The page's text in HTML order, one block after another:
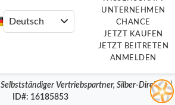
UNTERNEHMEN
CHANCE
JETZT KAUFEN
JETZT BEITRETEN
ANMELDEN
Selbstständiger Vertriebspartner, Silber-Direktor|
ID#: 16185853